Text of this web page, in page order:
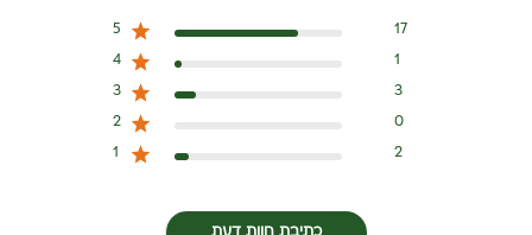
5 17
4 1
3 3
2 0
1 2